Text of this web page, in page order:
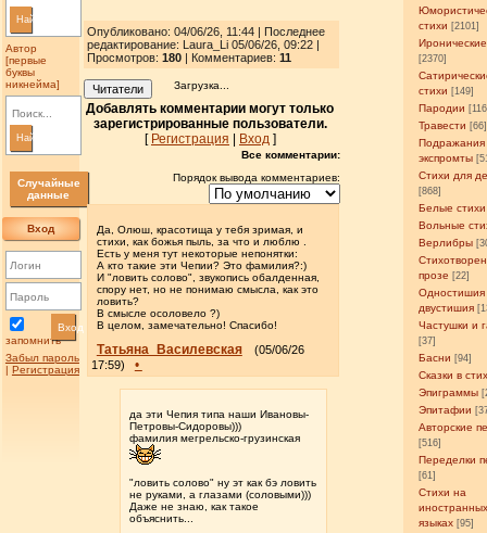
Найти
Автор
[первые
буквы
никнейма]
Найти
Случайные
данные
Вход
запомнить
Вход
Забыл пароль
| Регистрация
стихи [2101]
[2370]
стихи [149]
Пародии
Травести [66]
Подражания
экспромты
Стихи для
[868]
Белые стихи
Вольные
Верлибры
прозе [22]
Одностишия
двустишия
Частушки и
[37]
Басни [94]
Сказки в
Эпиграммы
Эпитафии
Авторские
[516]
Переделки
[61]
Стихи на
языках [95]
Опубликовано: 04/06/26, 11:44 | Последнее
редактирование: Laura_Li 05/06/26, 09:22 |
Просмотров: 180| Комментариев: 11
Читатели Загрузка...
Добавлять комментарии могут только
зарегистрированные пользователи.
[ Регистрация Вход]
Все комментарии:
Порядок вывода комментариев:
Да, Олюш, красотища у тебя зримая, и
стихи, как божья пыль, за что и люблю .
Есть у меня тут некоторые непонятки:
А кто такие эти Чепии? Это фамилия?:)
И "ловить солово", звукопись обалденная,
спору нет, но не понимаю смысла, как это
ловить?
В смысле осоловело ?)
В целом, замечательно! Спасибо!
Татьяна_Василевская
(05/06/26
17:59)
•
да эти Чепия типа наши Ивановы-
Петровы-Сидоровы)))
фамилия мегрельско-грузинская
"ловить солово" ну эт как бэ ловить
не руками, а глазами (соловыми)))
Даже не знаю, как такое
объяснить...